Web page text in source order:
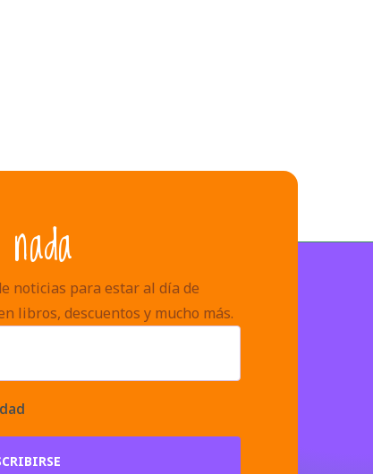
noticias para estar al día de
libros, descuentos y mucho más.